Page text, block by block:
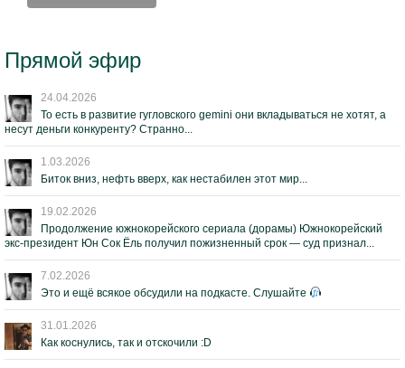
Прямой эфир
24.04.2026
То есть в развитие гугловского gemini они вкладываться не хотят, а
несут деньги конкуренту? Странно...
1.03.2026
Биток вниз, нефть вверх, как нестабилен этот мир...
19.02.2026
Продолжение южнокорейского сериала (дорамы) Южнокорейский
экс-президент Юн Сок Ёль получил пожизненный срок — суд признал...
7.02.2026
Это и ещё всякое обсудили на подкасте. Слушайте
31.01.2026
Как коснулись, так и отскочили :D